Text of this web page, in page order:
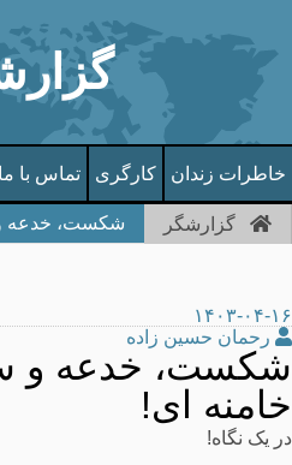
خاطرات زندان کارگری تماس با ما
گزارشگر شکست، خدعه
۱۴۰۳-۰۴-۱۶
رحمان حسین زاده
شکست، خدعه و
خامنه ای!
در یک نگاه!